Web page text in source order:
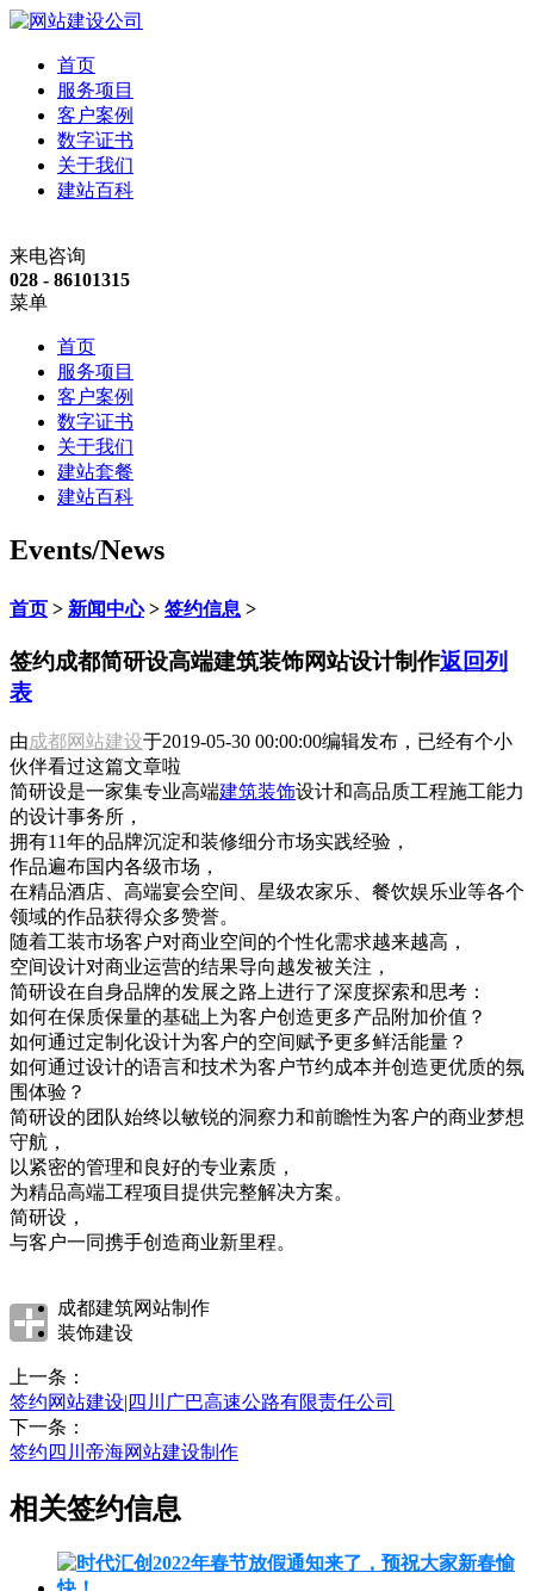
首页
服务项目
客户案例
数字证书
关于我们
建站百科
来电咨询
028 - 86101315
菜单
首页
服务项目
客户案例
数字证书
关于我们
建站套餐
建站百科
Events/News
首页 > 新闻中心> 签约信息 >
签约成都简研设高端建筑装饰网站设计制作返回列
表
由成都网站建设于2019-05-30 00:00:00编辑发布，已经有个小
伙伴看过这篇文章啦
简研设是一家集专业高端建筑装饰设计和高品质工程施工能力
的设计事务所，
拥有11年的品牌沉淀和装修细分市场实践经验，
作品遍布国内各级市场，
在精品酒店、高端宴会空间、星级农家乐、餐饮娱乐业等各个
领域的作品获得众多赞誉。
随着工装市场客户对商业空间的个性化需求越来越高，
空间设计对商业运营的结果导向越发被关注，
简研设在自身品牌的发展之路上进行了深度探索和思考：
如何在保质保量的基础上为客户创造更多产品附加价值？
如何通过定制化设计为客户的空间赋予更多鲜活能量？
如何通过设计的语言和技术为客户节约成本并创造更优质的氛
围体验？
简研设的团队始终以敏锐的洞察力和前瞻性为客户的商业梦想
守航，
以紧密的管理和良好的专业素质，
为精品高端工程项目提供完整解决方案。
简研设，
与客户一同携手创造商业新里程。
成都建筑网站制作
装饰建设
上一条：
签约网站建设|四川广巴高速公路有限责任公司
下一条：
签约四川帝海网站建设制作
相关签约信息